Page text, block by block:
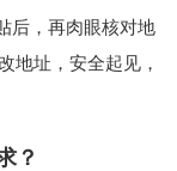
后，再肉眼核对地
地址，安全起见，
？